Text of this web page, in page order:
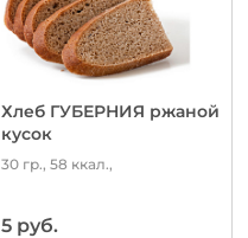
Хлеб ГУБЕРНИЯ ржаной
кусок
30 гр., 58 ккал.,
5 руб.